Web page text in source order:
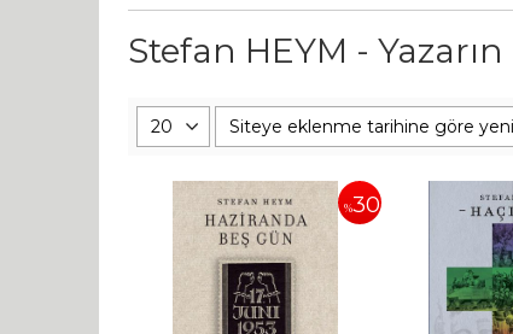
Stefan HEYM -
%30